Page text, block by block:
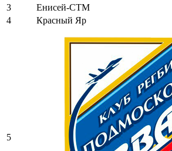
3
Енисей-СТМ
4
Красный Яр
5